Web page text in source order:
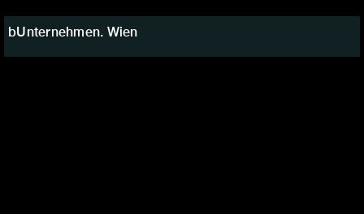
bUnternehmen. Wien